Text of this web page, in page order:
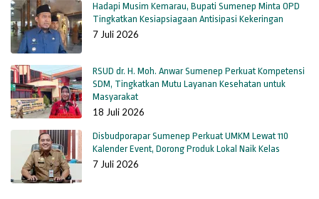
Hadapi Musim Kemarau, Bupati Sumenep Minta OPD
Tingkatkan Kesiapsiagaan Antisipasi Kekeringan
7 Juli 2026
RSUD dr. H. Moh. Anwar Sumenep Perkuat Kompetensi
SDM, Tingkatkan Mutu Layanan Kesehatan untuk
Masyarakat
18 Juli 2026
Disbudporapar Sumenep Perkuat UMKM Lewat 110
Kalender Event, Dorong Produk Lokal Naik Kelas
7 Juli 2026